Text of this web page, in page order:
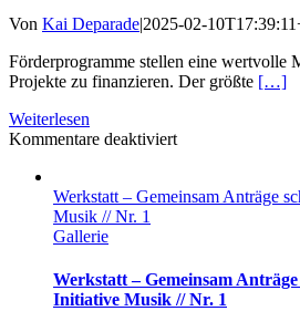
Von Kai Deparade|2025-02-
Förderprogramme stellen eine wertvolle
Projekte zu finanzieren. Der größte […]
Weiterlesen
Kommentare deaktiviertfür
Gemeinsam
die
Initiative
Werkstatt – Gemeinsam Anträge
Musik // Nr. 1
Gallerie
Werkstatt – Gemeinsam
Initiative Musik // Nr. 1